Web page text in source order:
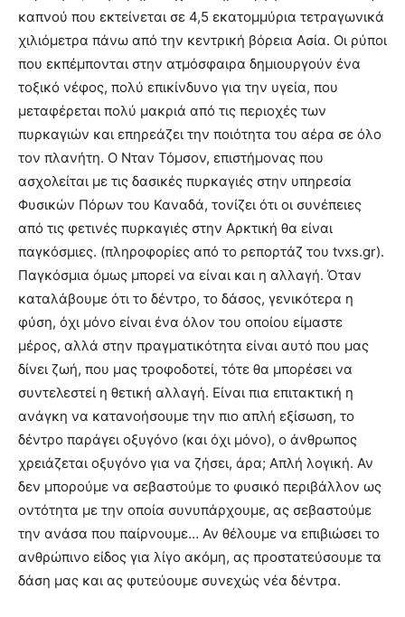
καπνού που εκτείνεται σε 4,5 εκατομμύρια τετραγωνικά
χιλιόμετρα πάνω από την κεντρική βόρεια Ασία. Οι ρύποι
που εκπέμπονται στην ατμόσφαιρα δημιουργούν ένα
τοξικό νέφος, πολύ επικίνδυνο για την υγεία, που
μεταφέρεται πολύ μακριά από τις περιοχές των
πυρκαγιών και επηρεάζει την ποιότητα του αέρα σε όλο
τον πλανήτη. Ο Νταν Τόμσον, επιστήμονας που
ασχολείται με τις δασικές πυρκαγιές στην υπηρεσία
Φυσικών Πόρων του Καναδά, τονίζει ότι οι συνέπειες
από τις φετινές πυρκαγιές στην Αρκτική θα είναι
παγκόσμιες. (πληροφορίες από το ρεπορτάζ του tvxs.gr).
Παγκόσμια όμως μπορεί να είναι και η αλλαγή. Όταν
καταλάβουμε ότι το δέντρο, το δάσος, γενικότερα η
φύση, όχι μόνο είναι ένα όλον του οποίου είμαστε
μέρος, αλλά στην πραγματικότητα είναι αυτό που μας
δίνει ζωή, που μας τροφοδοτεί, τότε θα μπορέσει να
συντελεστεί η θετική αλλαγή. Είναι πια επιτακτική η
ανάγκη να κατανοήσουμε την πιο απλή εξίσωση, το
δέντρο παράγει οξυγόνο (και όχι μόνο), ο άνθρωπος
χρειάζεται οξυγόνο για να ζήσει, άρα; Απλή λογική. Αν
δεν μπορούμε να σεβαστούμε το φυσικό περιβάλλον ως
οντότητα με την οποία συνυπάρχουμε, ας σεβαστούμε
την ανάσα που παίρνουμε… Αν θέλουμε να επιβιώσει το
ανθρώπινο είδος για λίγο ακόμη, ας προστατεύσουμε τα
δάση μας και ας φυτεύουμε συνεχώς νέα δέντρα.